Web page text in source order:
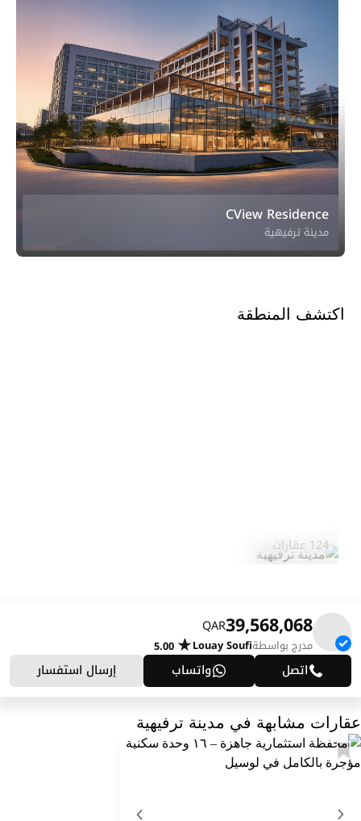
CView Residence
مدينة ترفيهية
اكتشف المنطقة
124 عقارات
39,568,068
QAR
مدرج بواسطةLouay Soufi
5.00
اتصل واتساب إرسال استفسار
عقارات مشابهة في مدينة ترفيهية